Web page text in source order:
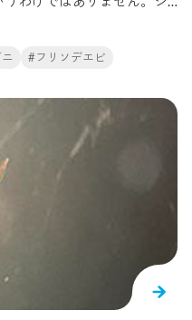
ね。実はここにはシロボ
も殻のそばにいました。
だかどうかは不明です。
分かれているので、頭と胴
ります。頭の殻には白い
や足の1本1本までもきれ
ーム水槽にはオトヒメエ
て、「ぎゅぎゅっとキュー
。いつか他のエビたちの脱
こちらはタカアシガニの
#フリソデエビ